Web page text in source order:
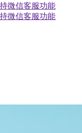
微信客服功能
微信客服功能